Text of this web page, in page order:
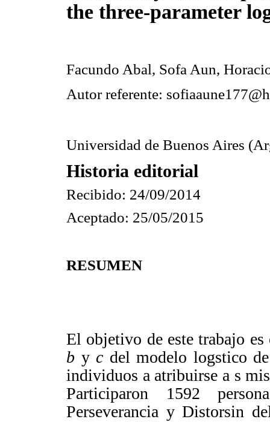
the three-parameter
Facundo Abal, Sofa Aun,
Autor referente:
Universidad de Buenos Aires
Historia editorial
Recibido: 24/09/2014
Aceptado: 25/05/2015
RESUMEN
El objetivo de este trabajo es
b yc del modelo logstico
individuos a atribuirse a s
Participaron 1592
Perseverancia y Distorsin